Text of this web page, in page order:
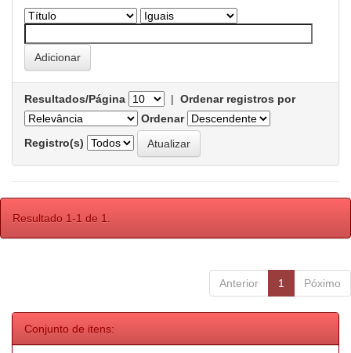
Resultados/Página | Ordenar registros por
Ordenar
Registro(s)
Resultado 1-1 de 1.
Anterior 1 Póximo
Conjunto de itens: